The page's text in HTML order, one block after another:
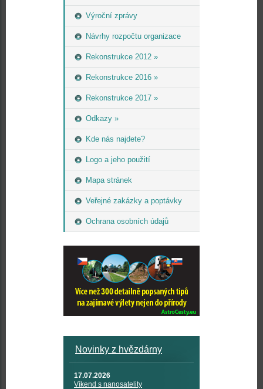
Výroční zprávy
Návrhy rozpočtu organizace
Rekonstrukce 2012 »
Rekonstrukce 2016 »
Rekonstrukce 2017 »
Odkazy »
Kde nás najdete?
Logo a jeho použití
Mapa stránek
Veřejné zakázky a poptávky
Ochrana osobních údajů
Novinky z hvězdárny
17.07.2026
Víkend s nanosatelity